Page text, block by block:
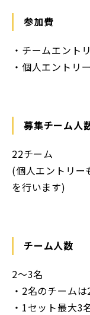
参加費
‧チームエント
‧個人エントリ
募集チーム人
22チーム
(個人エントリ
を行います)
チーム人数
2〜3名
‧2名のチーム
‧1セット最大3